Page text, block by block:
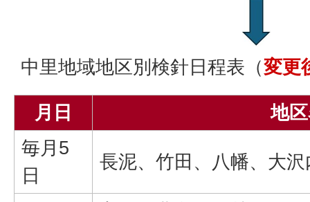
中里地域地区別検針日程表（変更
月日
地
毎月5
日
長泥、竹田、八幡、大